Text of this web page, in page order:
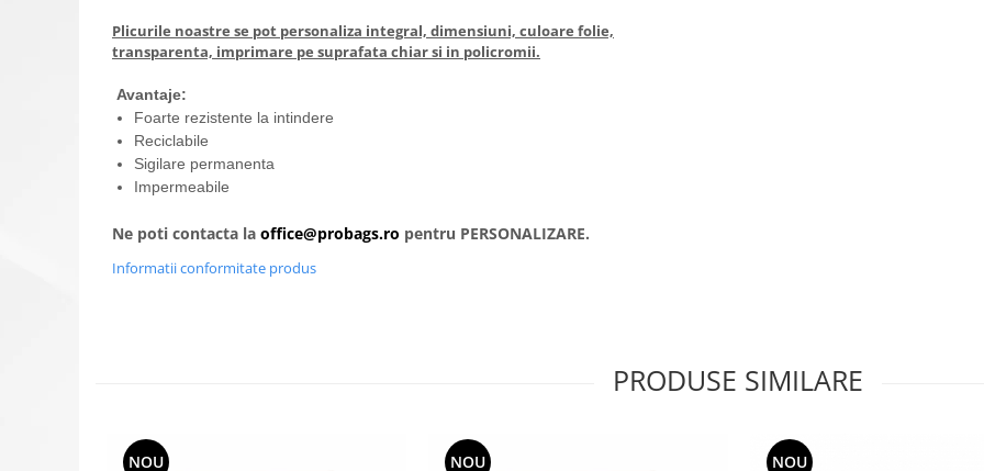
Plicurile noastre se pot personaliza integral, dimensiuni, culoare folie,
transparenta, imprimare pe suprafata chiar si in policromii.
Avantaje:
Foarte rezistente la intindere
Reciclabile
Sigilare permanenta
Impermeabile
Ne poti contacta la office@probags.ro pentru PERSONALIZARE.
Informatii conformitate produs
PRODUSE SIMILARE
NOU NOU NOU